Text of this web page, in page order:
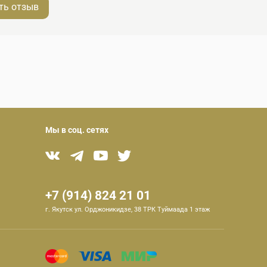
отзыв
Мы в соц. сетях
+7 (914) 824 21 01
г. Якутск ул. Орджоникидзе, 38 ТРК Туймаада 1 этаж